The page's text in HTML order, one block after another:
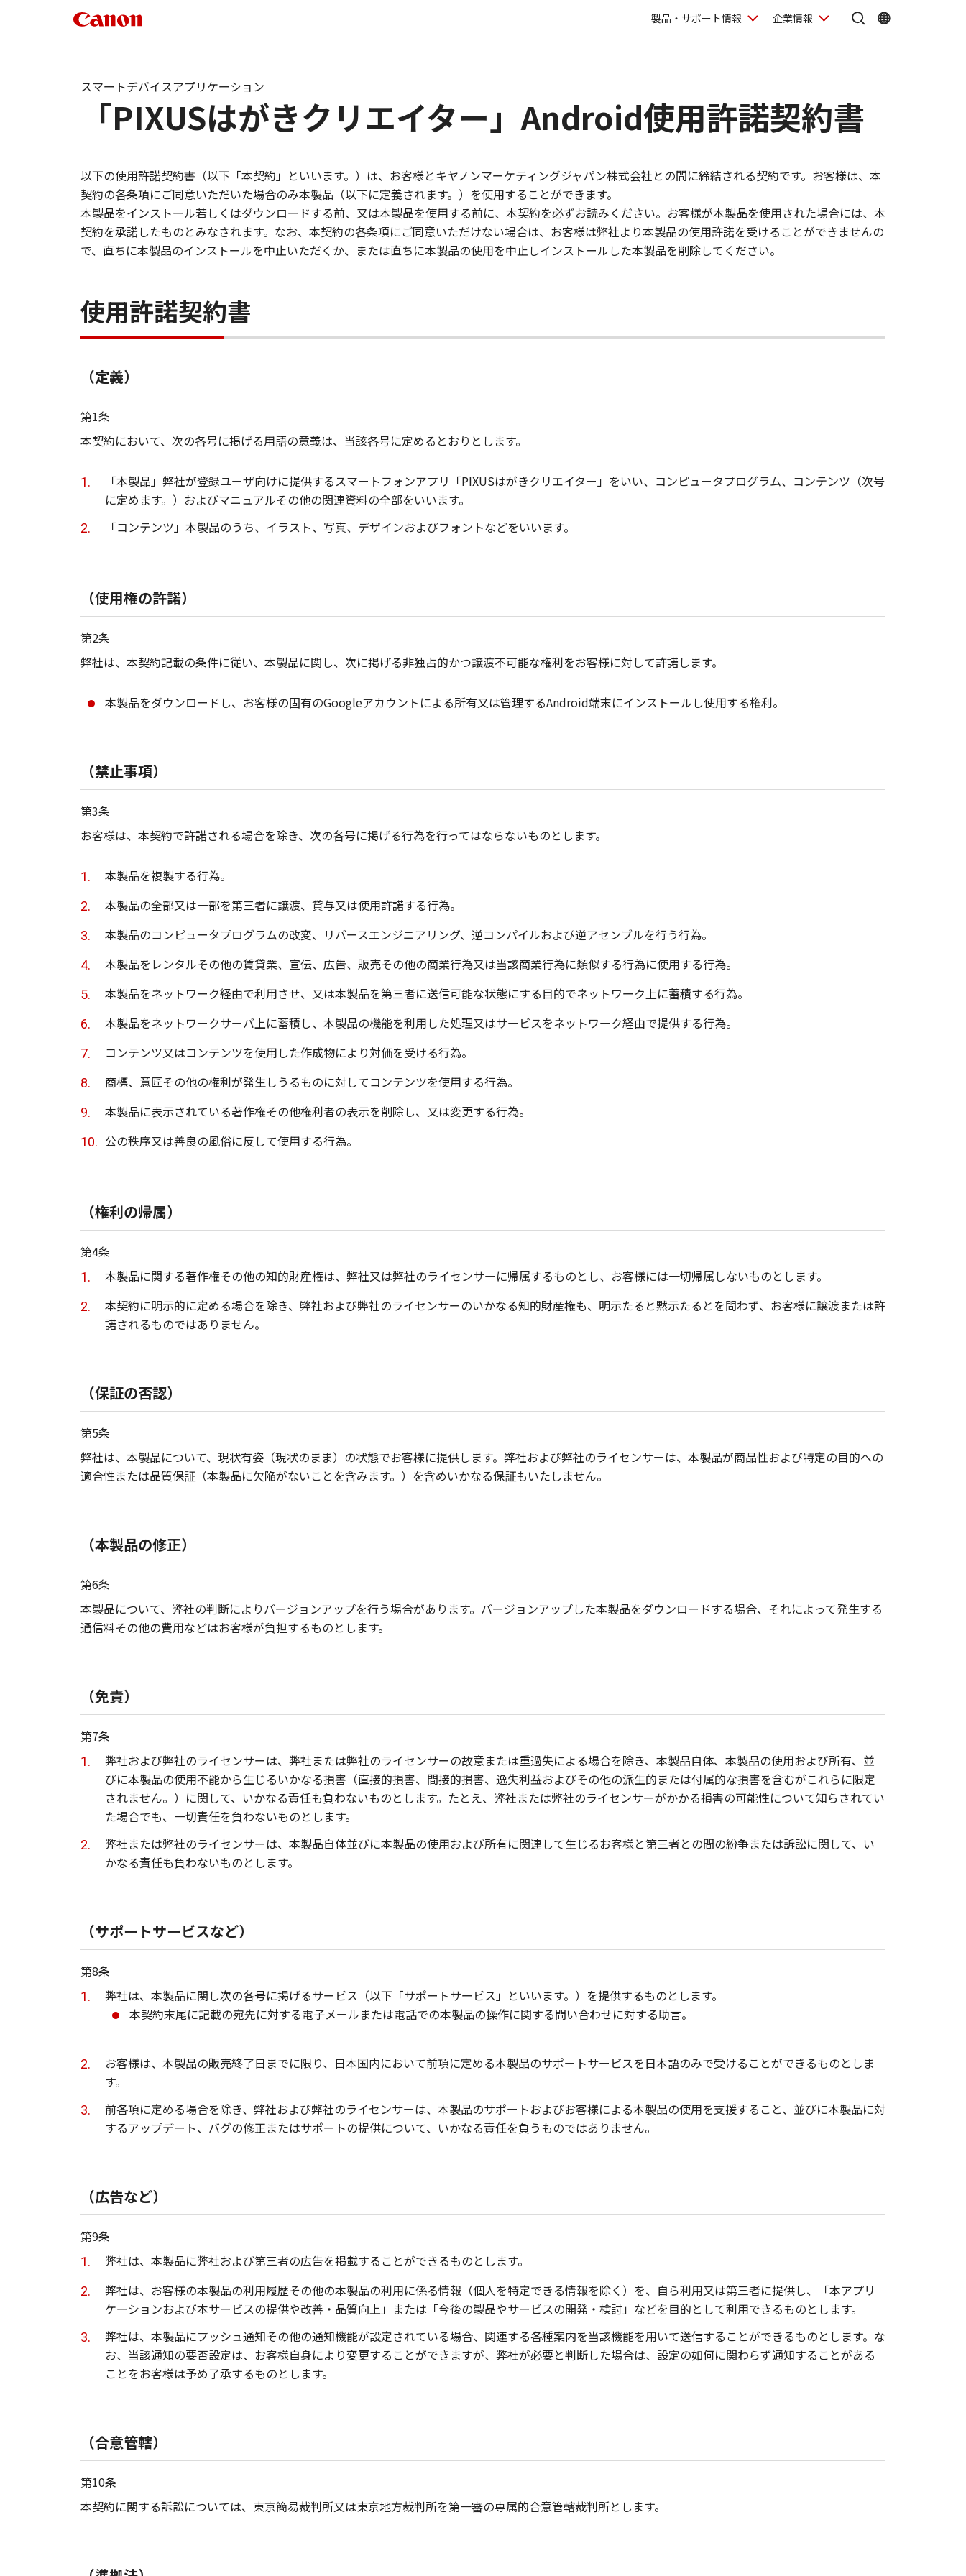
製品・サポート情報 企業情報
「PIXUSはがきクリエイター」Android使用許諾契約書
スマートデバイスアプリケーション
以下の使用許諾契約書（以下「本契約」といいます。）は、お客様とキヤノンマーケティングジャパン株式会社との間に締結される契約です。お客様は、本
契約の各条項にご同意いただいた場合のみ本製品（以下に定義されます。）を使用することができます。
本製品をインストール若しくはダウンロードする前、又は本製品を使用する前に、本契約を必ずお読みください。お客様が本製品を使用された場合には、本
契約を承諾したものとみなされます。なお、本契約の各条項にご同意いただけない場合は、お客様は弊社より本製品の使用許諾を受けることができませんの
で、直ちに本製品のインストールを中止いただくか、または直ちに本製品の使用を中止しインストールした本製品を削除してください。
使用許諾契約書
（定義）
第1条
本契約において、次の各号に掲げる用語の意義は、当該各号に定めるとおりとします。
「本製品」弊社が登録ユーザ向けに提供するスマートフォンアプリ「PIXUSはがきクリエイター」をいい、コンピュータプログラム、コンテンツ（次号
に定めます。）およびマニュアルその他の関連資料の全部をいいます。
「コンテンツ」本製品のうち、イラスト、写真、デザインおよびフォントなどをいいます。
（使用権の許諾）
第2条
弊社は、本契約記載の条件に従い、本製品に関し、次に掲げる非独占的かつ譲渡不可能な権利をお客様に対して許諾します。
本製品をダウンロードし、お客様の固有のGoogleアカウントによる所有又は管理するAndroid端末にインストールし使用する権利。
（禁止事項）
第3条
お客様は、本契約で許諾される場合を除き、次の各号に掲げる行為を行ってはならないものとします。
本製品を複製する行為。
本製品の全部又は一部を第三者に譲渡、貸与又は使用許諾する行為。
本製品のコンピュータプログラムの改変、リバースエンジニアリング、逆コンパイルおよび逆アセンブルを行う行為。
本製品をレンタルその他の賃貸業、宣伝、広告、販売その他の商業行為又は当該商業行為に類似する行為に使用する行為。
本製品をネットワーク経由で利用させ、又は本製品を第三者に送信可能な状態にする目的でネットワーク上に蓄積する行為。
本製品をネットワークサーバ上に蓄積し、本製品の機能を利用した処理又はサービスをネットワーク経由で提供する行為。
コンテンツ又はコンテンツを使用した作成物により対価を受ける行為。
商標、意匠その他の権利が発生しうるものに対してコンテンツを使用する行為。
本製品に表示されている著作権その他権利者の表示を削除し、又は変更する行為。
公の秩序又は善良の風俗に反して使用する行為。
（権利の帰属）
第4条
本製品に関する著作権その他の知的財産権は、弊社又は弊社のライセンサーに帰属するものとし、お客様には一切帰属しないものとします。
本契約に明示的に定める場合を除き、弊社および弊社のライセンサーのいかなる知的財産権も、明示たると黙示たるとを問わず、お客様に譲渡または許
諾されるものではありません。
（保証の否認）
第5条
弊社は、本製品について、現状有姿（現状のまま）の状態でお客様に提供します。弊社および弊社のライセンサーは、本製品が商品性および特定の目的への
適合性または品質保証（本製品に欠陥がないことを含みます。）を含めいかなる保証もいたしません。
（本製品の修正）
第6条
本製品について、弊社の判断によりバージョンアップを行う場合があります。バージョンアップした本製品をダウンロードする場合、それによって発生する
通信料その他の費用などはお客様が負担するものとします。
（免責）
第7条
弊社および弊社のライセンサーは、弊社または弊社のライセンサーの故意または重過失による場合を除き、本製品自体、本製品の使用および所有、並
びに本製品の使用不能から生じるいかなる損害（直接的損害、間接的損害、逸失利益およびその他の派生的または付属的な損害を含むがこれらに限定
されません。）に関して、いかなる責任も負わないものとします。たとえ、弊社または弊社のライセンサーがかかる損害の可能性について知らされてい
た場合でも、一切責任を負わないものとします。
弊社または弊社のライセンサーは、本製品自体並びに本製品の使用および所有に関連して生じるお客様と第三者との間の紛争または訴訟に関して、い
かなる責任も負わないものとします。
（サポートサービスなど）
第8条
弊社は、本製品に関し次の各号に掲げるサービス（以下「サポートサービス」といいます。）を提供するものとします。
本契約末尾に記載の宛先に対する電子メールまたは電話での本製品の操作に関する問い合わせに対する助言。
お客様は、本製品の販売終了日までに限り、日本国内において前項に定める本製品のサポートサービスを日本語のみで受けることができるものとしま
す。
前各項に定める場合を除き、弊社および弊社のライセンサーは、本製品のサポートおよびお客様による本製品の使用を支援すること、並びに本製品に対
するアップデート、バグの修正またはサポートの提供について、いかなる責任を負うものではありません。
（広告など）
第9条
弊社は、本製品に弊社および第三者の広告を掲載することができるものとします。
弊社は、お客様の本製品の利用履歴その他の本製品の利用に係る情報（個人を特定できる情報を除く）を、自ら利用又は第三者に提供し、「本アプリ
ケーションおよび本サービスの提供や改善・品質向上」または「今後の製品やサービスの開発・検討」などを目的として利用できるものとします。
弊社は、本製品にプッシュ通知その他の通知機能が設定されている場合、関連する各種案内を当該機能を用いて送信することができるものとします。な
お、当該通知の要否設定は、お客様自身により変更することができますが、弊社が必要と判断した場合は、設定の如何に関わらず通知することがある
ことをお客様は予め了承するものとします。
（合意管轄）
第10条
本契約に関する訴訟については、東京簡易裁判所又は東京地方裁判所を第一審の専属的合意管轄裁判所とします。